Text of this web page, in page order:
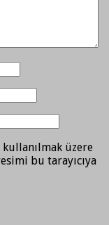
üzere
bu tarayıcıya